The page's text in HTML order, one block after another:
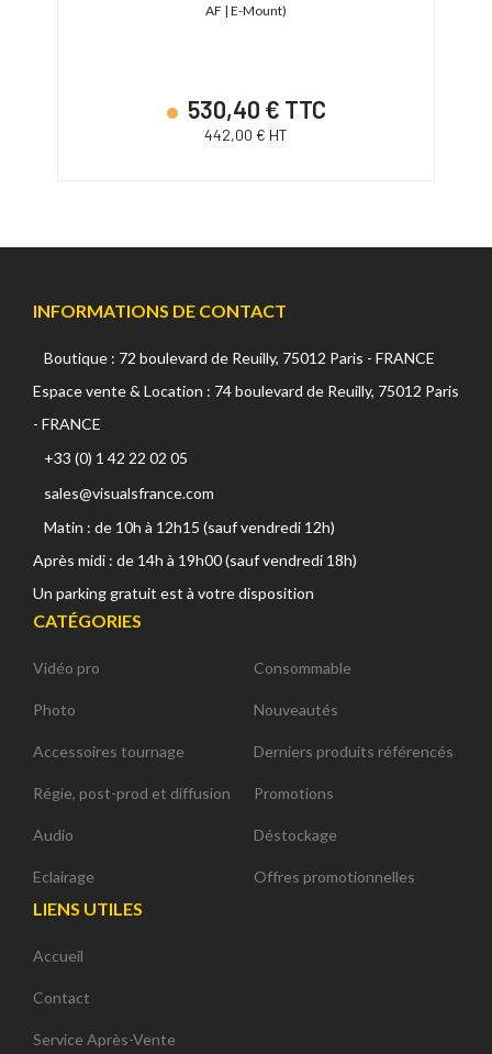
AF | E-Mount)
530,40 € TTC
442,00 € HT
INFORMATIONS DE CONTACT
Boutique : 72 boulevard de Reuilly, 75012 Paris - FRANCE
Espace vente & Location : 74 boulevard de Reuilly, 75012 Paris
- FRANCE
+33 (0) 1 42 22 02 05
sales@visualsfrance.com
Matin : de 10h à 12h15 (sauf vendredi 12h)
Après midi : de 14h à 19h00 (sauf vendredi 18h)
Un parking gratuit est à votre disposition
CATÉGORIES
Vidéo pro
Photo
Accessoires tournage
Régie, post-prod et diffusion
Audio
Eclairage
Consommable
Nouveautés
Derniers produits référencés
Promotions
Déstockage
Offres promotionnelles
LIENS UTILES
Accueil
Contact
Service Après-Vente